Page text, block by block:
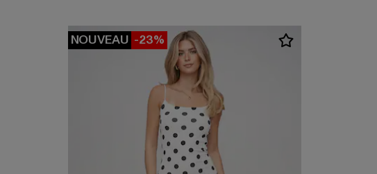
NOUVEAU -23%